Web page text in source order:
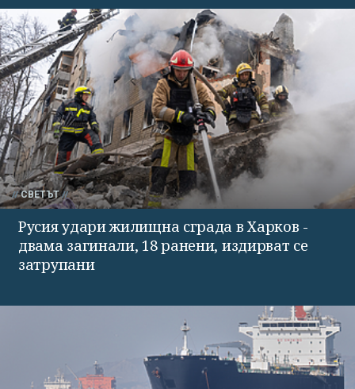
СВЕТЪТ
Русия удари жилищна сграда в Харков -
двама загинали, 18 ранени, издирват се
затрупани